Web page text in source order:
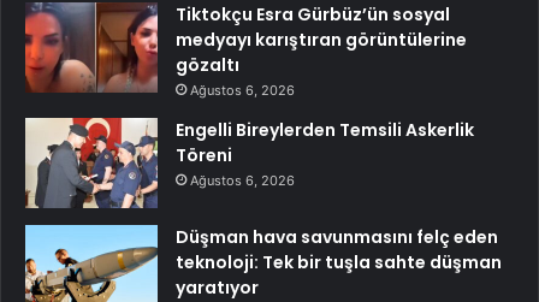
Tiktokçu Esra Gürbüz’ün sosyal
medyayı karıştıran görüntülerine
gözaltı
Ağustos 6, 2026
Engelli Bireylerden Temsili Askerlik
Töreni
Ağustos 6, 2026
Düşman hava savunmasını felç eden
teknoloji: Tek bir tuşla sahte düşman
yaratıyor